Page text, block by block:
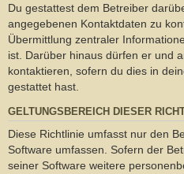
Du gestattest dem Betreiber
angegebenen Kontaktdaten zu
Übermittlung zentraler
ist. Darüber hinaus dürfen er und
kontaktieren, sofern du dies in
gestattet hast.
GELTUNGSBEREICH DIESER
Diese Richtlinie umfasst nur den
Software umfassen. Sofern der
seiner Software weitere